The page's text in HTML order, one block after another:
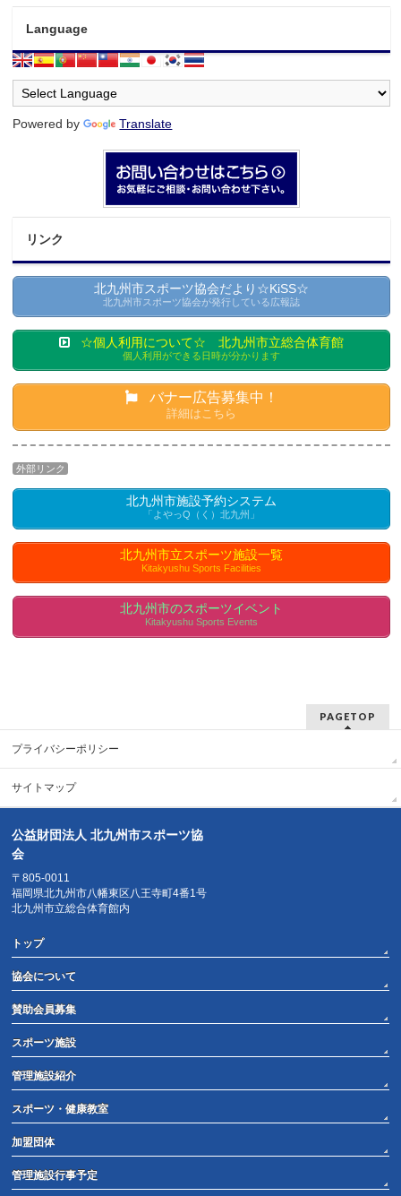
Language
Powered by Translate
リンク
北九州市スポーツ協会だより☆KiSS☆
北九州市スポーツ協会が発行している広報誌
☆個人利用について☆ 北九州市立総合体育館
個人利用ができる日時が分かります
バナー広告募集中！
詳細はこちら
外部リンク
北九州市施設予約システム
「よやっQ（く）北九州」
北九州市立スポーツ施設一覧
Kitakyushu Sports Facilities
北九州市のスポーツイベント
Kitakyushu Sports Events
PAGETOP
プライバシーポリシー
サイトマップ
公益財団法人 北九州市スポーツ協
会
〒805-0011
福岡県北九州市八幡東区八王寺町4番1号
北九州市立総合体育館内
トップ
協会について
賛助会員募集
スポーツ施設
管理施設紹介
スポーツ・健康教室
加盟団体
管理施設行事予定